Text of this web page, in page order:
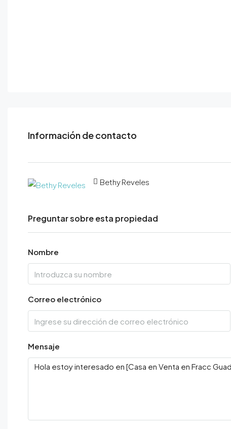
Información de contacto
Bethy Reveles
Preguntar sobre esta propiedad
Nombre
Correo electrónico
Mensaje